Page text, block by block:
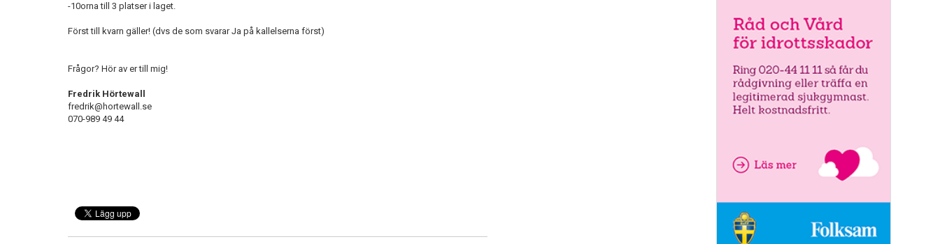
-10orna till 3 platser i laget.
Först till kvarn gäller! (dvs de som svarar Ja på kallelserna först)
Frågor? Hör av er till mig!
Fredrik Hörtewall
fredrik@hortewall.se
070-989 49 44